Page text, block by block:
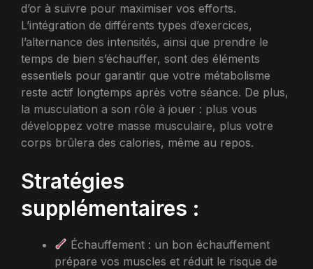
d’or à suivre pour maximiser vos efforts.
L’intégration de différents types d’exercices,
l’alternance des intensités, ainsi que prendre le
temps de bien s’échauffer, sont des éléments
essentiels pour garantir que votre métabolisme
reste actif longtemps après votre séance. De plus,
la musculation a son rôle à jouer : plus vous
développez votre masse musculaire, plus votre
corps brûlera des calories, même au repos.
Stratégies
supplémentaires :
Échauffement : un bon échauffement
prépare vos muscles et réduit le risque de